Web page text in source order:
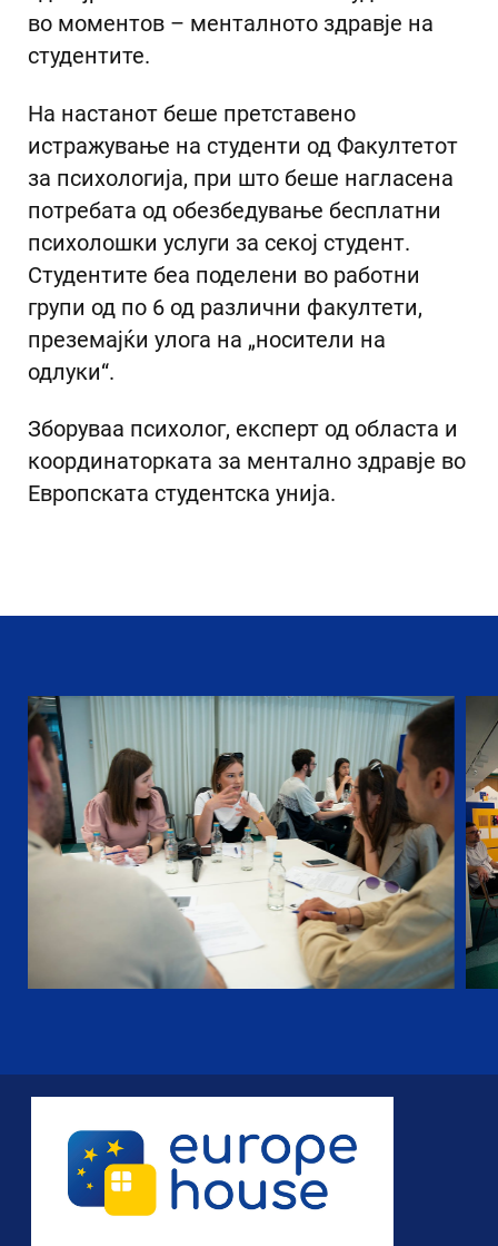
во моментов – менталното здравје на
студентите.
На настанот беше претставено
истражување на студенти од Факултетот
за психологија, при што беше нагласена
потребата од обезбедување бесплатни
психолошки услуги за секој студент.
Студентите беа поделени во работни
групи од по 6 од различни факултети,
преземајќи улога на „носители на
одлуки“.
Зборуваа психолог, експерт од областа и
координаторката за ментално здравје во
Европската студентска унија.